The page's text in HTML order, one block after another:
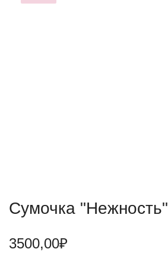
Сумочка "Нежность"
3500,00₽